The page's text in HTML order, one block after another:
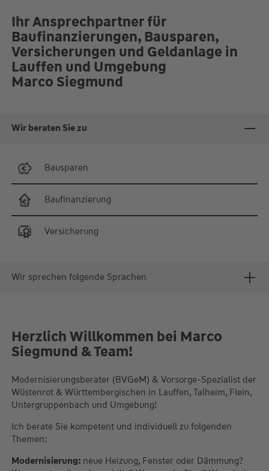
Ihr Ansprechpartner für
Baufinanzierungen, Bausparen,
Versicherungen und Geldanlage in
Lauffen und Umgebung
Marco Siegmund
Wir beraten Sie zu
Bausparen
Baufinanzierung
Versicherung
Wir sprechen folgende Sprachen
Herzlich Willkommen bei Marco
Siegmund & Team!
Modernisierungsberater (BVGeM) & Vorsorge-Spezialist der
Wüstenrot & Württembergischen in Lauffen, Talheim, Flein,
Untergruppenbach und Umgebung!
Ich berate Sie kompetent und individuell zu folgenden
Themen:
Modernisierung: neue Heizung, Fenster oder Dämmung?